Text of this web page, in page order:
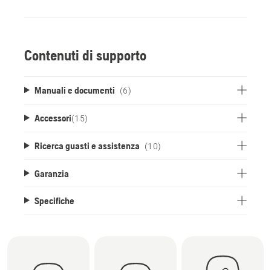
Contenuti di supporto
Manuali e documenti (6)
Accessori(15)
Ricerca guasti e assistenza (10)
Garanzia
Specifiche